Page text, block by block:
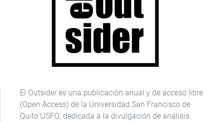
El Outsider es una publicación anual y de acceso libre
(Open Access) de la Universidad San Francisco de
Quito USFQ, dedicada a la divulgación de análisis